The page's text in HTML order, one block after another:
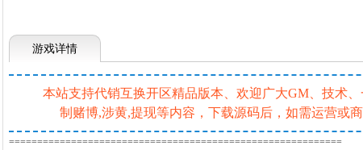
游戏详情
本站支持代销互换开区精品版本、欢迎广大GM、技术
制赌博,涉黄,提现等内容，下载源码后，如需运营或
===========================================================